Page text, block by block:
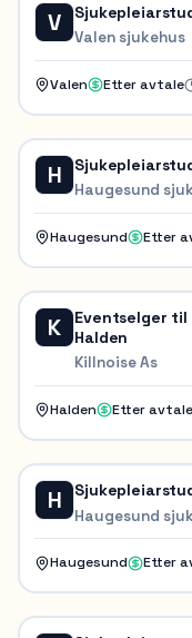
V
Valen sjukehus
Valen Etter avtale
H
Haugesund
Haugesund Etter
K
Eventselger til
Halden
Killnoise As
Halden Etter
H
Haugesund
Haugesund Etter